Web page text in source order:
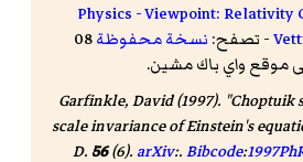
Physics - Viewpoint: Relativity
- تصفح: نسخة محفوظة08
Garfinkle, David (1997). "Choptuik
scale invariance of Einstein's
D. 56(6). arXiv:.Bibcode: